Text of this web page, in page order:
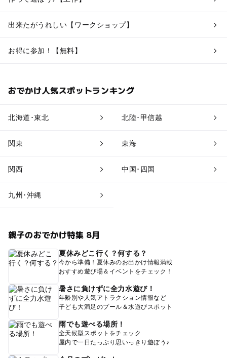
出来たがうれしい【ワークショップ】
お得に参加！【無料】
おでかけ人気スポットランキング
北海道･東北 北陸･甲信越
関東 東海
関西 中国･四国
九州･沖縄
親子のおでかけ特集 8月
夏休みどこ行く？何する？
今から準備！夏休みのお出かけ情報満載
おすすめ遊び場＆イベントをチェック！
暑さに負けずに全力水遊び！
年齢別や人気アトラクション情報など
子ども大満足のプール＆水遊びスポット
雨でも遊べる場所！
全天候型スポットをチェック
屋内で一日たっぷり思いっきり遊ぼう♪